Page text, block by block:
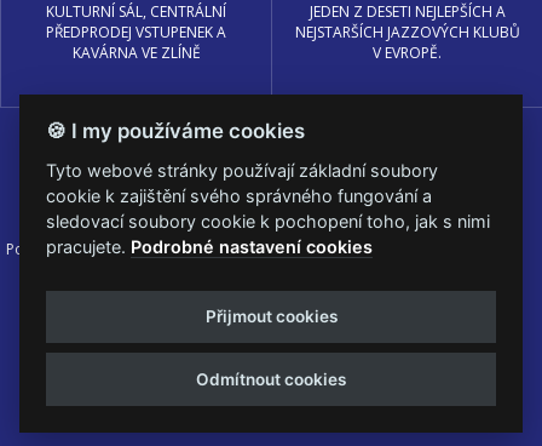
KULTURNÍ SÁL, CENTRÁLNÍ
PŘEDPRODEJ VSTUPENEK A
KAVÁRNA VE ZLÍNĚ
JEDEN Z DESETI NEJLEPŠÍCH A
NEJSTARŠÍCH JAZZOVÝCH KLUBŮ
V EVROPĚ.
Podmínky užití 🍪 Změnit nastavení cookies.
© PRAGOKONCERT BOHEMIA, a.s.
Web s
k metalu vytvořila creatia.tech s.r.o. a
Viktor Eyermann
🍪 I my používáme cookies
Tyto webové stránky používají základní soubory
cookie k zajištění svého správného fungování a
sledovací soubory cookie k pochopení toho, jak s nimi
pracujete. Podrobné nastavení cookies
Přijmout cookies
Odmítnout cookies